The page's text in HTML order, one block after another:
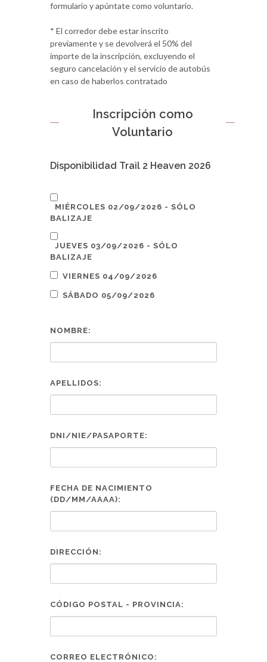
formulario y apúntate como voluntario.
* El corredor debe estar inscrito
previamente y se devolverá el 50% del
importe de la inscripción, excluyendo el
seguro cancelación y el servicio de autobús
en caso de haberlos contratado
Inscripción como
Voluntario
Disponibilidad Trail 2 Heaven 2026
MIÉRCOLES 02/09/2026 - SÓLO
BALIZAJE
JUEVES 03/09/2026 - SÓLO
BALIZAJE
VIERNES 04/09/2026
SÁBADO 05/09/2026
NOMBRE:
APELLIDOS:
DNI/NIE/PASAPORTE:
FECHA DE NACIMIENTO
(DD/MM/AAAA):
DIRECCIÓN:
CÓDIGO POSTAL - PROVINCIA:
CORREO ELECTRÓNICO: